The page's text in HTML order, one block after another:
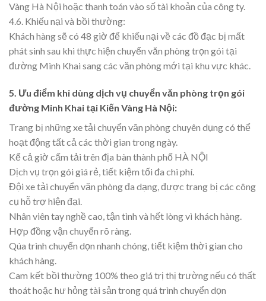
Vàng Hà Nội hoặc thanh toán vào số tài khoản của công ty.
4.6. Khiếu nại và bồi thường:
Khách hàng sẽ có 48 giờ để khiếu nại về các đồ đạc bị mất
phát sinh sau khi thực hiện chuyển văn phòng trọn gói tại
đường Minh Khai sang các văn phòng mới tại khu vực khác.
5. Ưu điểm khi dùng dịch vụ chuyển văn phòng trọn gói
đường Minh Khai tại Kiến Vàng Hà Nội:
Trang bị những xe tải chuyển văn phòng chuyên dụng có thể
hoạt động tất cả các thời gian trong ngày.
Kể cả giờ cấm tải trên địa bàn thành phố HÀ NỘI
Dịch vụ trọn gói giá rẻ, tiết kiệm tối đa chi phí.
Đội xe tải chuyển văn phòng đa dạng, được trang bị các công
cụ hỗ trợ hiện đại.
Nhân viên tay nghề cao, tận tình và hết lòng vì khách hàng.
Hợp đồng vận chuyển rõ ràng.
Qúa trình chuyển dọn nhanh chóng, tiết kiệm thời gian cho
khách hàng.
Cam kết bồi thường 100% theo giá trị thị trường nếu có thất
thoát hoặc hư hỏng tài sản trong quá trình chuyển dọn